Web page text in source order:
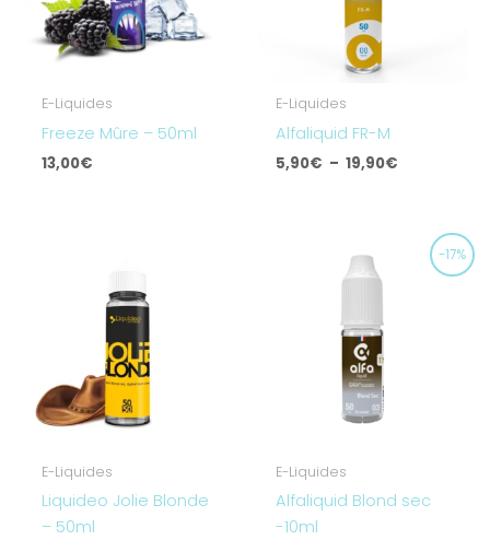
E-Liquides
Freeze Mûre – 50ml
13,00€
E-Liquides
Alfaliquid FR-M
5,90€ – 19,90€
E-Liquides
Liquideo Jolie Blonde
– 50ml
-17%
E-Liquides
Alfaliquid Blond sec
-10ml
prix
initial
5,90€.
prix
actuel
4,90€.